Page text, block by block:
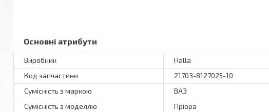
Основні атрибути
Виробник
Halla
Код запчастини
21703-8127025-10
Сумісність з маркою
ВАЗ
Сумісність з моделлю
Пріора